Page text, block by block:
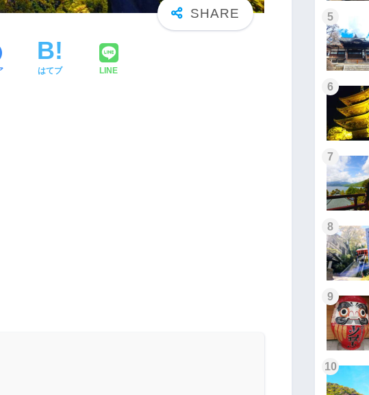
はてブ LINE
5
6
7
8
9
10